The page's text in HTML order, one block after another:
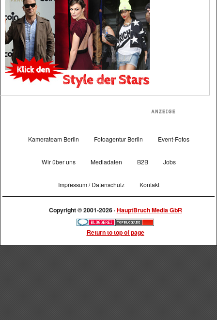
Kamerateam Berlin Fotoagentur Berlin Event-Fotos
Wir über uns Mediadaten B2B Jobs
Impressum / Datenschutz Kontakt
Copyright © 2001-2026 ·HauptBruch Media GbR
Return to top of page